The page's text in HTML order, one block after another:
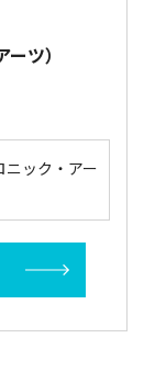
ツ）
ック・アー